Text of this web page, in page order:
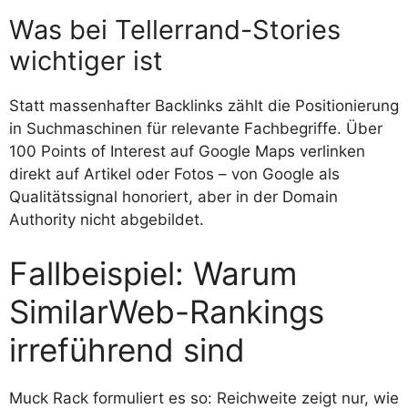
Was bei Tellerrand-Stories
wichtiger ist
Statt massenhafter Backlinks zählt die Positionierung
in Suchmaschinen für relevante Fachbegriffe. Über
100 Points of Interest auf Google Maps verlinken
direkt auf Artikel oder Fotos – von Google als
Qualitätssignal honoriert, aber in der Domain
Authority nicht abgebildet.
Fallbeispiel: Warum
SimilarWeb-Rankings
irreführend sind
Muck Rack formuliert es so: Reichweite zeigt nur, wie